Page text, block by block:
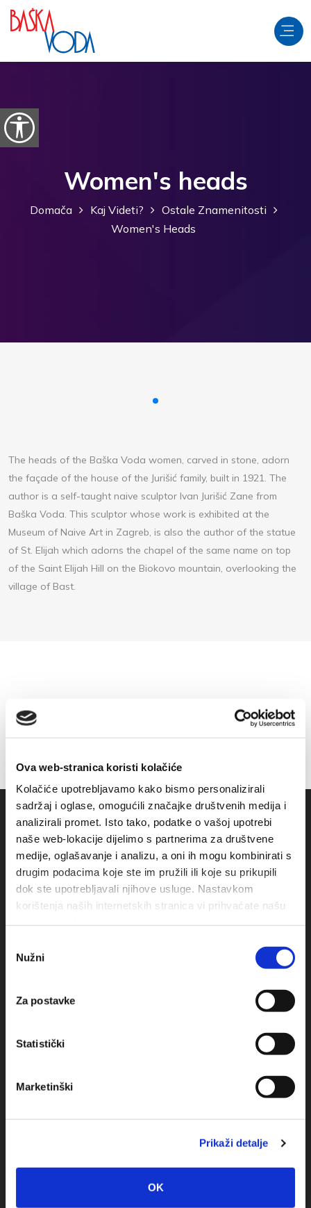
Ova web-stranica koristi kolačiće
Kolačiće upotrebljavamo kako bismo personalizirali
sadržaj i oglase, omogućili značajke društvenih medija i
analizirali promet. Isto tako, podatke o vašoj upotrebi
naše web-lokacije dijelimo s partnerima za društvene
medije, oglašavanje i analizu, a oni ih mogu kombinirati s
drugim podacima koje ste im pružili ili koje su prikupili
dok ste upotrebljavali njihove usluge. Nastavkom
korištenja naših internetskih stranica vi prihvaćate našu
pristanka
Nužni
Za postavke
Statistički
Marketinški
Prikaži detalje
OK
Preskoči na vsebino
Odpri možnosti dostopnosti
Women's heads
Domača Kaj Videti?
Ostale Znamenitosti
Women's Heads
The heads of the Baška Voda women, carved in stone, adorn
the façade of the house of the Jurišić family, built in 1921. The
author is a self-taught naive sculptor Ivan Jurišić Zane from
Baška Voda. This sculptor whose work is exhibited at the
Museum of Naive Art in Zagreb, is also the author of the statue
of St. Elijah which adorns the chapel of the same name on top
of the Saint Elijah Hill on the Biokovo mountain, overlooking the
village of Bast.
+385(0)21 620713
+385(0)21 678754
Baška Voda